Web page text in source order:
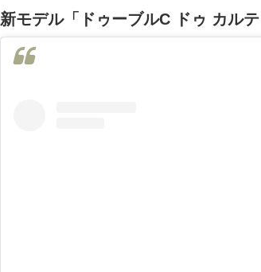
新モデル「ドゥーブルC ドゥ カル